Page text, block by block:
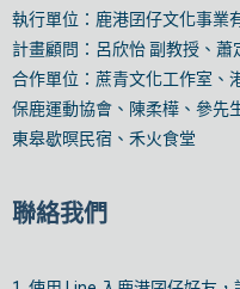
執行單位： 鹿港囝仔文化事業
計畫顧問：呂欣怡 副教授、蕭
合作單位： 蔗青文化工作室 、
保鹿運動協會 、陳柔樺、 參先
東皋歇暝民宿 、 禾火食堂
聯絡我們